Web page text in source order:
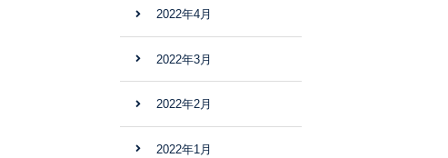
2022年4月
2022年3月
2022年2月
2022年1月